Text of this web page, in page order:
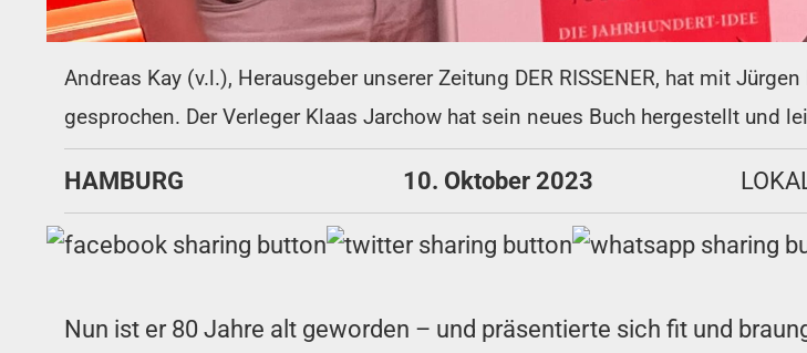
Andreas Kay (v.l.), Herausgeber unserer Zeitung DER RISSENER, hat mit
gesprochen. Der Verleger Klaas Jarchow hat sein neues Buch hergestellt und
HAMBURG 10. Oktober 2023
Nun ist er 80 Jahre alt geworden – und präsentierte sich fit und